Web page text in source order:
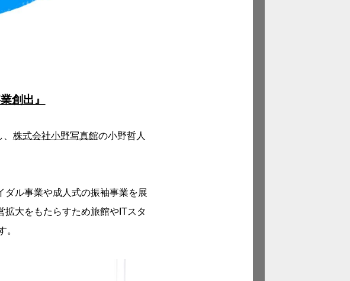
創出』
株式会社小野写真館の小野哲人
ル事業や成人式の振袖事業を展
大をもたらすため旅館やITスタ
。